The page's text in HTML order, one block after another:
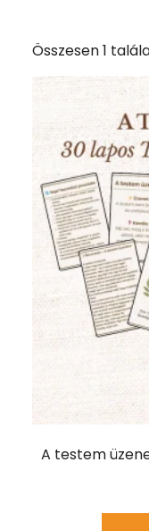
Összesen 1
A testem